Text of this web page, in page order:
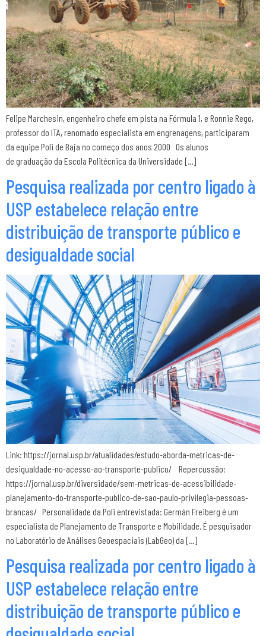
Felipe Marchesin, engenheiro chefe em pista na Fórmula 1, e Ronnie Rego,
professor do ITA, renomado especialista em engrenagens, participaram
da equipe Poli de Baja no começo dos anos 2000 Os alunos
de graduação da Escola Politécnica da Universidade […]
Pesquisa realizada por centro ligado à
USP estabelece relação entre
distribuição de transporte público e
desigualdade social
Link: https://jornal.usp.br/atualidades/estudo-aborda-metricas-de-
desigualdade-no-acesso-ao-transporte-publico/ Repercussão:
https://jornal.usp.br/diversidade/sem-metricas-de-acessibilidade-
planejamento-do-transporte-publico-de-sao-paulo-privilegia-pessoas-
brancas/ Personalidade da Poli entrevistada: Germán Freiberg é um
especialista de Planejamento de Transporte e Mobilidade. É pesquisador
no Laboratório de Análises Geoespaciais (LabGeo) da […]
Pesquisa realizada por centro ligado à
USP estabelece relação entre
distribuição de transporte público e